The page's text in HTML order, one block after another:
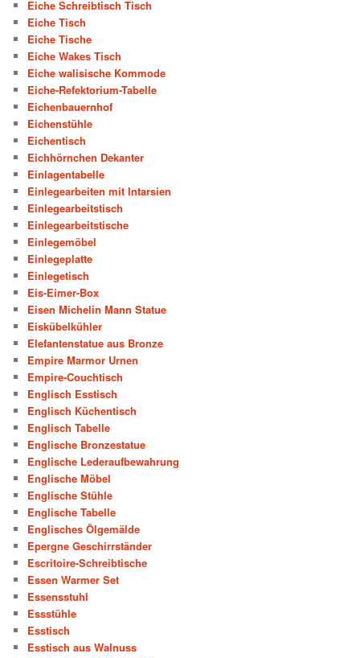
Eiche Schreibtisch Tisch
Eiche Tisch
Eiche Tische
Eiche Wakes Tisch
Eiche walisische Kommode
Eiche-Refektorium-Tabelle
Eichenbauernhof
Eichenstühle
Eichentisch
Eichhörnchen Dekanter
Einlagentabelle
Einlegearbeiten mit Intarsien
Einlegearbeitstisch
Einlegearbeitstische
Einlegemöbel
Einlegeplatte
Einlegetisch
Eis-Eimer-Box
Eisen Michelin Mann Statue
Eiskübelkühler
Elefantenstatue aus Bronze
Empire Marmor Urnen
Empire-Couchtisch
Englisch Esstisch
Englisch Küchentisch
Englisch Tabelle
Englische Bronzestatue
Englische Lederaufbewahrung
Englische Möbel
Englische Stühle
Englische Tabelle
Englisches Ölgemälde
Epergne Geschirrständer
Escritoire-Schreibtische
Essen Warmer Set
Essensstuhl
Essstühle
Esstisch
Esstisch aus Walnuss